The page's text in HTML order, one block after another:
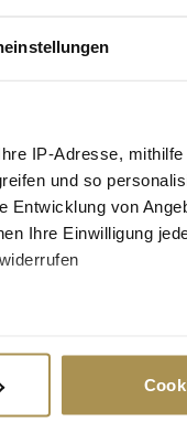
IP-Adresse,
und so
Entwicklung von
Ihre Einwilligung
und legen Sie Ihre